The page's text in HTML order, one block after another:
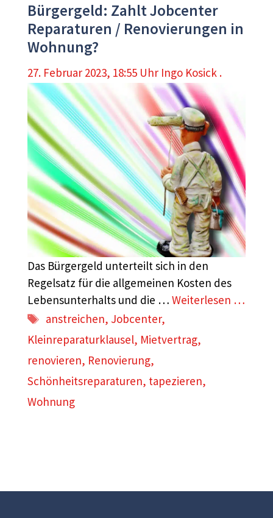
Bürgergeld: Zahlt Jobcenter
Reparaturen / Renovierungen in
Wohnung?
27. Februar 2023, 18:55 Uhr Ingo Kosick .
Das Bürgergeld unterteilt sich in den
Regelsatz für die allgemeinen Kosten des
Lebensunterhalts und die … Weiterlesen …
Schlagwörter
anstreichen, Jobcenter,
Kleinreparaturklausel, Mietvertrag,
renovieren, Renovierung,
Schönheitsreparaturen, tapezieren,
Wohnung